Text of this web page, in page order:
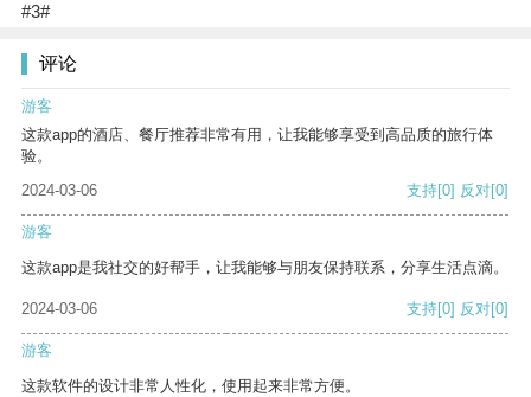
#3#
评论
游客
这款app的酒店、餐厅推荐非常有用，让我能够享受到高品质的旅行体
验。
2024-03-06
支持[0] 反对[0]
游客
这款app是我社交的好帮手，让我能够与朋友保持联系，分享生活点滴。
2024-03-06 支持[0] 反对[0]
游客
这款软件的设计非常人性化，使用起来非常方便。